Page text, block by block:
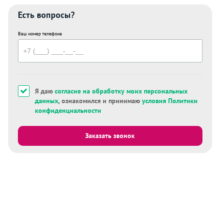
Есть вопросы?
Ваш номер телефона
Я даю согласие на обработку моих персональных
данных, ознакомился и принимаю условия Политики
конфиденциальности
Заказать звонок